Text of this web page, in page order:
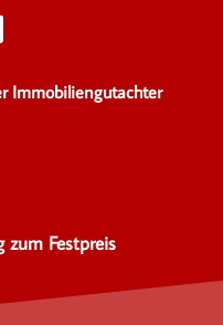
Immobiliengutachter
zum Festpreis